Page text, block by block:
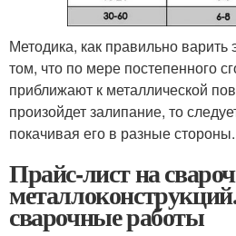
Методика, как правильно варить
том, что по мере постепенного
приближают к металлической
произойдет залипание, то
покачивая его в разные стороны.
Прайс-лист на
сварочные работы